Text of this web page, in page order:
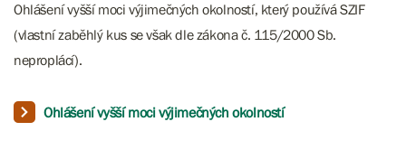
Ohlášení vyšší moci výjimečných okolností, který používá SZIF
(vlastní zaběhlý kus se však dle zákona č. 115/2000 Sb.
neproplácí).
Ohlášení vyšší moci výjimečných okolností